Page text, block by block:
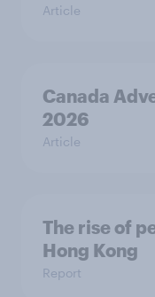
Article
Canada
2026
Article
The rise of
Hong Kong
Report